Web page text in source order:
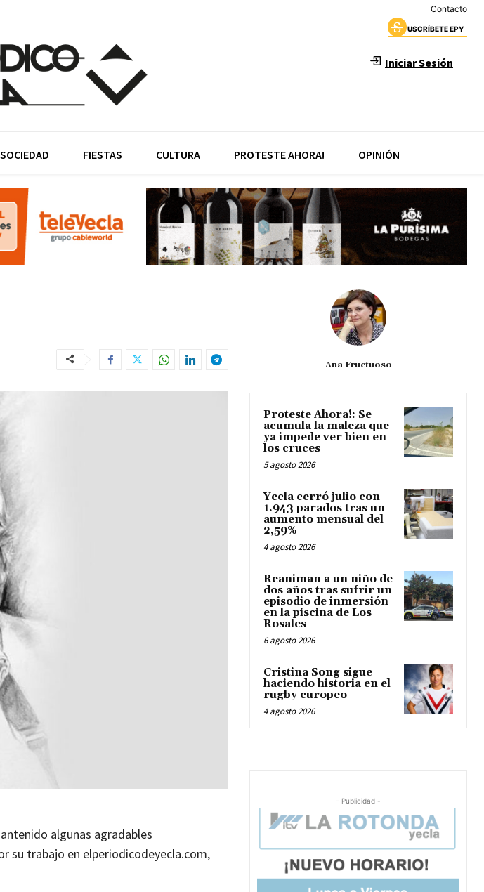
Contacto
USCRÍBETE EPY
Iniciar Sesión
SOCIEDAD FIESTAS CULTURA PROTESTE AHORA! OPINIÓN
algunas agradables
su trabajo en elperiodicodeyecla.com,
Ana Fructuoso
Proteste Ahora!: Se
acumula la maleza que
ya impede ver bien en
los cruces
5 agosto 2026
Yecla cerró julio con
1.943 parados tras un
aumento mensual del
2,59%
4 agosto 2026
Reaniman a un niño de
dos años tras sufrir un
episodio de inmersión
en la piscina de Los
Rosales
6 agosto 2026
Cristina Song sigue
haciendo historia en el
rugby europeo
4 agosto 2026
- Publicidad -